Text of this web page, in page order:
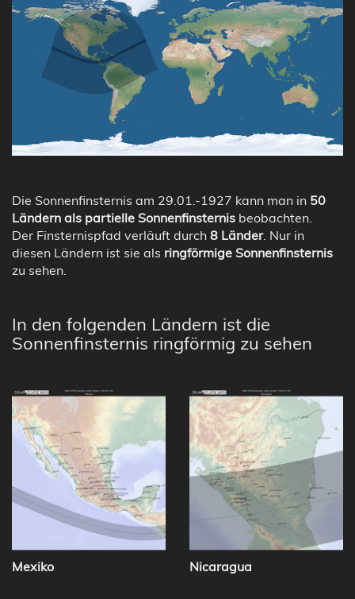
Die Sonnenfinsternis am 29.01.-1927 kann man in 50
Ländern als partielle Sonnenfinsternis beobachten.
Der Finsternispfad verläuft durch 8 Länder. Nur in
diesen Ländern ist sie als ringförmige Sonnenfinsternis
zu sehen.
In den folgenden Ländern ist die
Sonnenfinsternis ringförmig zu sehen
Mexiko Nicaragua